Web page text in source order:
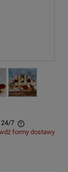
24/7
formy dostawy